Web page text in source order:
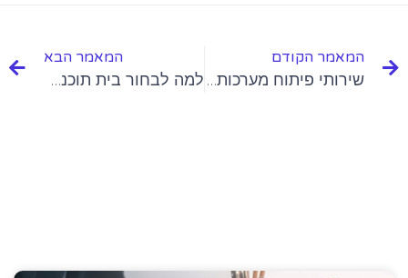
המאמר הקודם
שירותי פיתוח מערכות בהתאמה אישית לעסקים
המאמר הבא
למה לבחור בית תוכנה מקומי בירושלים?